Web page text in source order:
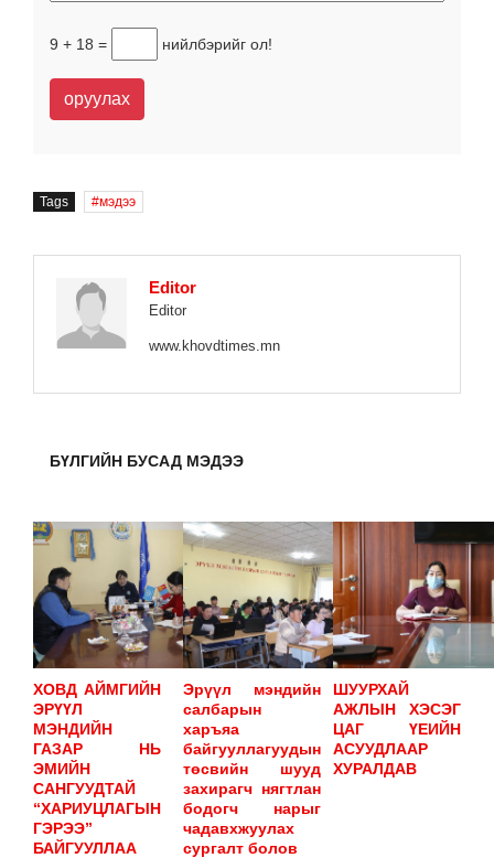
9 + 18 = нийлбэрийг ол!
оруулах
Tags мэдээ
Editor
Editor
www.khovdtimes.mn
БҮЛГИЙН БУСАД МЭДЭЭ
ХОВД АЙМГИЙН
ЭРҮҮЛ
МЭНДИЙН
ГАЗАР НЬ
ЭМИЙН
САНГУУДТАЙ
“ХАРИУЦЛАГЫН
ГЭРЭЭ”
БАЙГУУЛЛАА
Эрүүл мэндийн
салбарын
харъяа
байгууллагуудын
төсвийн шууд
захирагч нягтлан
бодогч нарыг
чадавхжуулах
сургалт болов
ШУУРХАЙ
АЖЛЫН ХЭСЭГ
ЦАГ ҮЕИЙН
АСУУДЛААР
ХУРАЛДАВ